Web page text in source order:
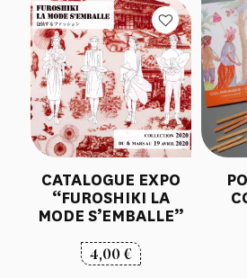
CATALOGUE EXPO
“FUROSHIKI LA
MODE S’EMBALLE”
4,00€